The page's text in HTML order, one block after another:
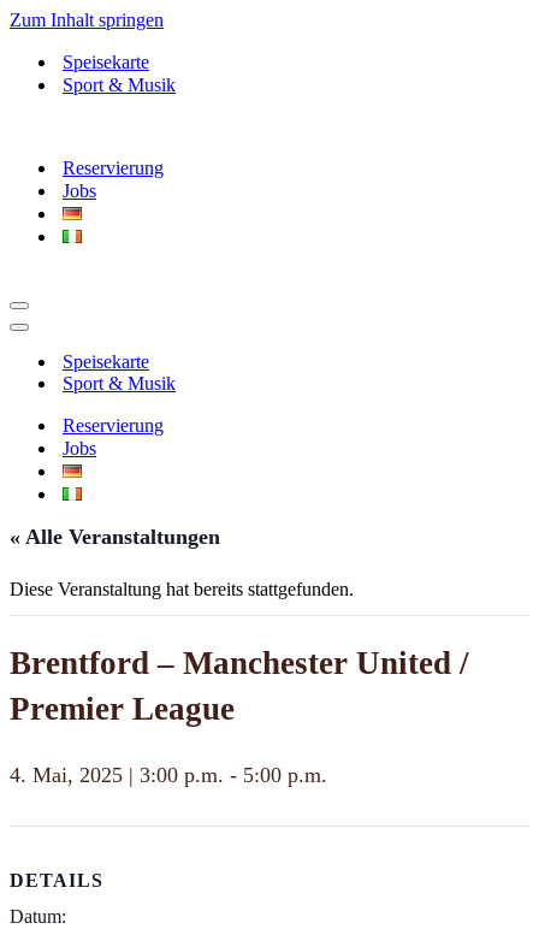
Zum Inhalt springen
Speisekarte
Sport & Musik
Reservierung
Jobs
Navigationsmenü
Navigationsmenü
Speisekarte
Sport & Musik
Reservierung
Jobs
« Alle Veranstaltungen
Diese Veranstaltung hat bereits stattgefunden.
Brentford – Manchester United /
Premier League
4. Mai, 2025 | 3:00 p.m. - 5:00 p.m.
DETAILS
Datum: